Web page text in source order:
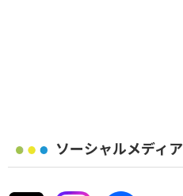
ソーシャルメディア